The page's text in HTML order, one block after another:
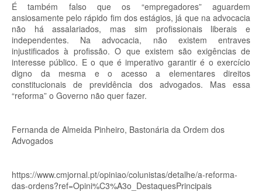
É também falso que os “empregadores” aguardem
ansiosamente pelo rápido fim dos estágios, já que na advocacia
não há assalariados, mas sim profissionais liberais e
independentes. Na advocacia, não existem entraves
injustificados à profissão. O que existem são exigências de
interesse público. E o que é imperativo garantir é o exercício
digno da mesma e o acesso a elementares direitos
constitucionais de previdência dos advogados. Mas essa
“reforma” o Governo não quer fazer.
Fernanda de Almeida Pinheiro, Bastonária da Ordem dos
Advogados
https://www.cmjornal.pt/opiniao/colunistas/detalhe/a-reforma-
das-ordens?ref=Opini%C3%A3o_DestaquesPrincipais